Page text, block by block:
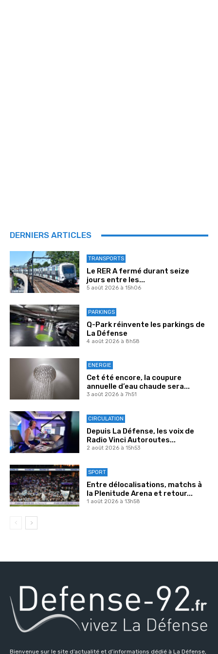
DERNIERS ARTICLES
TRANSPORTS
Le RER A fermé durant seize
jours entre les...
5 août 2026 à 15h06
PARKINGS
Q-Park réinvente les parkings de
La Défense
4 août 2026 à 8h58
ENERGIE
Cet été encore, la coupure
annuelle d’eau chaude sera...
3 août 2026 à 7h51
CIRCULATION
Depuis La Défense, les voix de
Radio Vinci Autoroutes...
2 août 2026 à 15h53
SPORT
Entre délocalisations, matchs à
la Plenitude Arena et retour...
1 août 2026 à 13h58
Bienvenue sur le site d’actualité et d’informations dédié à La Défense,